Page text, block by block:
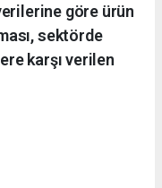
göre ürün
sektörde
karşı verilen